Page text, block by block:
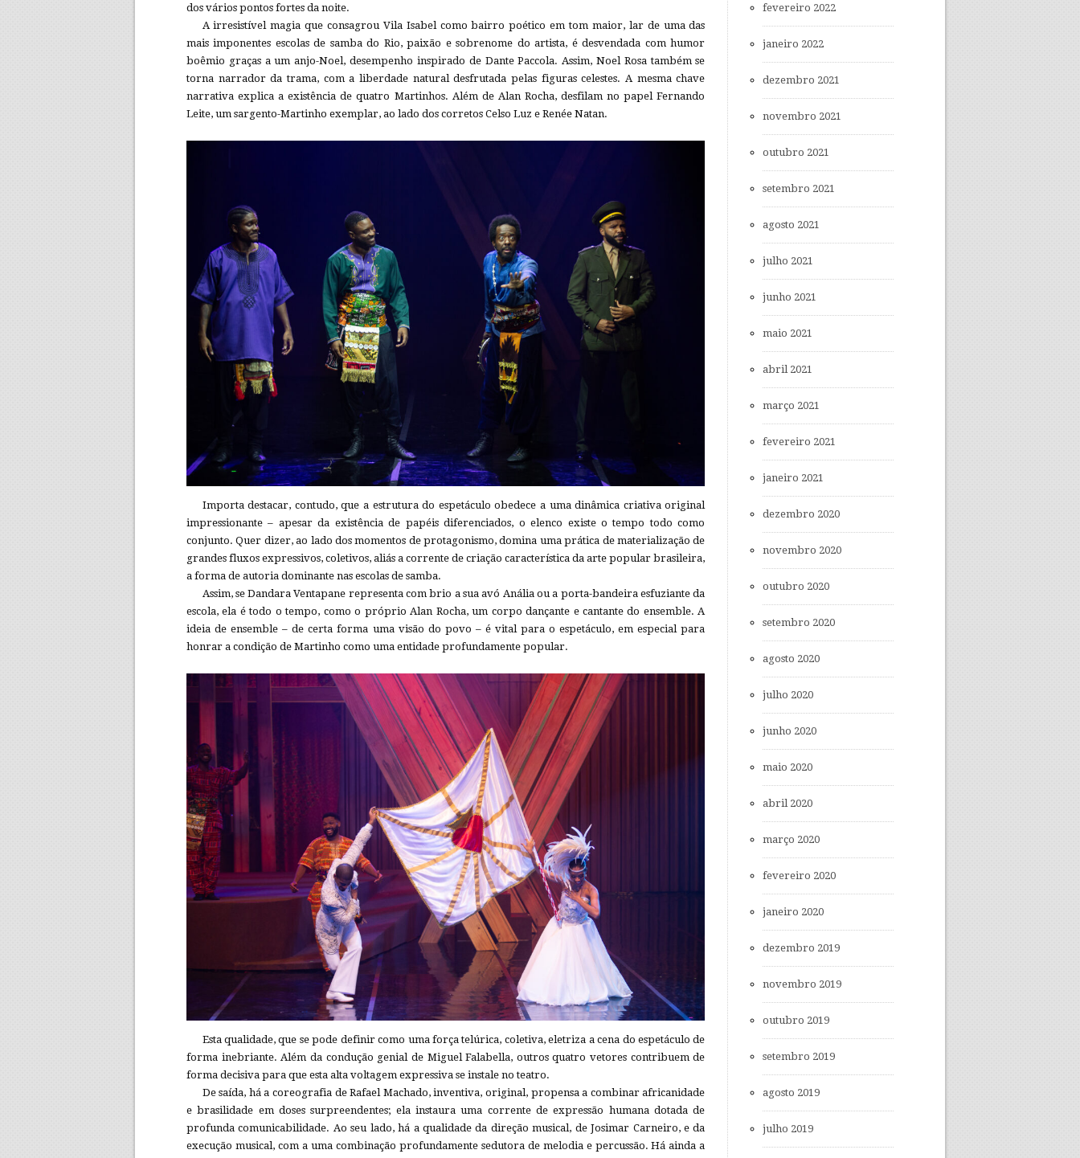
dos vários pontos fortes da noite.
A irresistível magia que consagrou Vila Isabel como bairro poético em tom maior, lar de uma das
mais imponentes escolas de samba do Rio, paixão e sobrenome do artista, é desvendada com humor
boêmio graças a um anjo-Noel, desempenho inspirado de Dante Paccola. Assim, Noel Rosa também se
torna narrador da trama, com a liberdade natural desfrutada pelas figuras celestes. A mesma chave
narrativa explica a existência de quatro Martinhos. Além de Alan Rocha, desfilam no papel Fernando
Leite, um sargento-Martinho exemplar, ao lado dos corretos Celso Luz e Renée Natan.
Importa destacar, contudo, que a estrutura do espetáculo obedece a uma dinâmica criativa original
impressionante – apesar da existência de papéis diferenciados, o elenco existe o tempo todo como
conjunto. Quer dizer, ao lado dos momentos de protagonismo, domina uma prática de materialização de
grandes fluxos expressivos, coletivos, aliás a corrente de criação característica da arte popular brasileira,
a forma de autoria dominante nas escolas de samba.
Assim, se Dandara Ventapane representa com brio a sua avó Anália ou a porta-bandeira esfuziante da
escola, ela é todo o tempo, como o próprio Alan Rocha, um corpo dançante e cantante do ensemble. A
ideia de ensemble – de certa forma uma visão do povo – é vital para o espetáculo, em especial para
honrar a condição de Martinho como uma entidade profundamente popular.
Esta qualidade, que se pode definir como uma força telúrica, coletiva, eletriza a cena do espetáculo de
forma inebriante. Além da condução genial de Miguel Falabella, outros quatro vetores contribuem de
forma decisiva para que esta alta voltagem expressiva se instale no teatro.
De saída, há a coreografia de Rafael Machado, inventiva, original, propensa a combinar africanidade
e brasilidade em doses surpreendentes; ela instaura uma corrente de expressão humana dotada de
profunda comunicabilidade. Ao seu lado, há a qualidade da direção musical, de Josimar Carneiro, e da
execução musical, com a uma combinação profundamente sedutora de melodia e percussão. Há ainda a
fevereiro 2022
janeiro 2022
dezembro 2021
novembro 2021
outubro 2021
setembro 2021
agosto 2021
julho 2021
junho 2021
maio 2021
abril 2021
março 2021
fevereiro 2021
janeiro 2021
dezembro 2020
novembro 2020
outubro 2020
setembro 2020
agosto 2020
julho 2020
junho 2020
maio 2020
abril 2020
março 2020
fevereiro 2020
janeiro 2020
dezembro 2019
novembro 2019
outubro 2019
setembro 2019
agosto 2019
julho 2019